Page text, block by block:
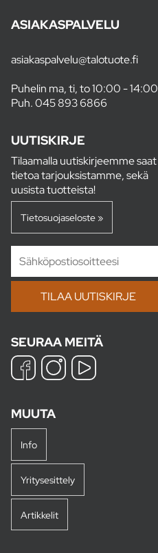
ASIAKASPALVELU
asiakaspalvelu@talotuote.fi
Puhelin ma, ti, to 10:00 - 14:00
Puh.045 893 6866
UUTISKIRJE
Tilaamalla uutiskirjeemme saat
tietoa tarjouksistamme, sekä
uusista tuotteista!
Tietosuojaseloste »
SEURAA MEITÄ
MUUTA
Info
Yritysesittely
Artikkelit